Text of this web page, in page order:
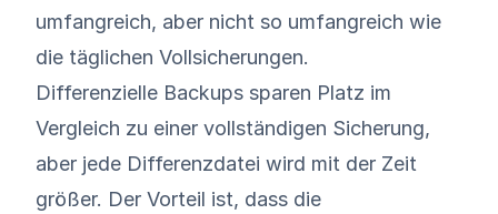
umfangreich, aber nicht so umfangreich wie
die täglichen Vollsicherungen.
Differenzielle Backups sparen Platz im
Vergleich zu einer vollständigen Sicherung,
aber jede Differenzdatei wird mit der Zeit
größer. Der Vorteil ist, dass die